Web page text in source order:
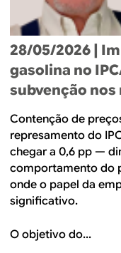
28/05/2026 |
gasolina no
subvenção
Contenção de
represamento do
chegar a 0,6 pp —
comportamento do
onde o papel da
significativo.
O objetivo do...